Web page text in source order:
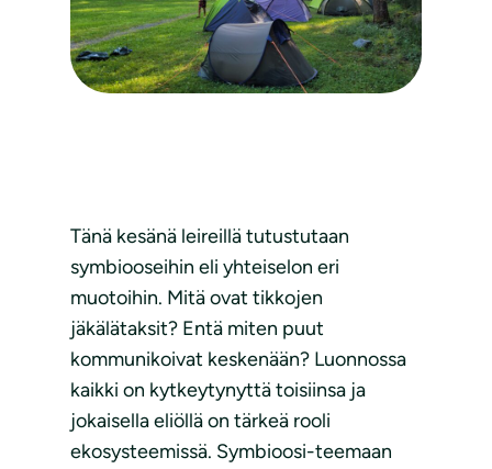
Tänä kesänä leireillä tutustutaan
symbiooseihin eli yhteiselon eri
muotoihin. Mitä ovat tikkojen
jäkälätaksit? Entä miten puut
kommunikoivat keskenään? Luonnossa
kaikki on kytkeytynyttä toisiinsa ja
jokaisella eliöllä on tärkeä rooli
ekosysteemissä. Symbioosi-teemaan